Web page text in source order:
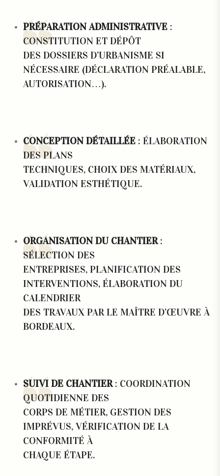
PRÉPARATION ADMINISTRATIVE :
CONSTITUTION ET DÉPÔT
DES DOSSIERS D’URBANISME SI
NÉCESSAIRE (DÉCLARATION PRÉALABLE,
AUTORISATION…).
CONCEPTION DÉTAILLÉE : ÉLABORATION
DES PLANS
TECHNIQUES, CHOIX DES MATÉRIAUX,
VALIDATION ESTHÉTIQUE.
ORGANISATION DU CHANTIER:
SÉLECTION DES
ENTREPRISES, PLANIFICATION DES
INTERVENTIONS, ÉLABORATION DU
CALENDRIER
DES TRAVAUX PAR LE MAÎTRE D’ŒUVRE À
BORDEAUX.
SUIVI DE CHANTIER: COORDINATION
QUOTIDIENNE DES
CORPS DE MÉTIER, GESTION DES
IMPRÉVUS, VÉRIFICATION DE LA
CONFORMITÉ À
CHAQUE ÉTAPE.